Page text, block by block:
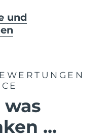
und
was
...